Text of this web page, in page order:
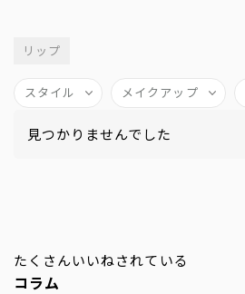
リップ
スタイル メイクアップ
見つかりませんでした
たくさんいいねされている
コラム